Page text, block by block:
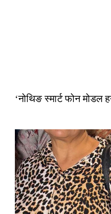
‘नोथिङ स्मार्ट फोन मोडल